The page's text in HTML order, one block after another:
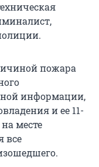
пожара
информации,
и ее 11-
месте
все